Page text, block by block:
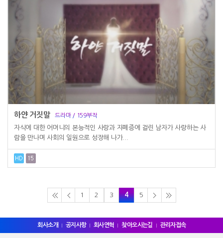
하얀 거짓말 드라마 / 159부작
자식에 대한 어머니의 본능적인 사랑과 자폐증에 걸린 남자가 사랑하는 사
람을 만나며 사회의 일원으로 성장해 나가...
1 2 3 4 5
회사소개 공지사항 회사연혁 찾아오시는길 관리자접속